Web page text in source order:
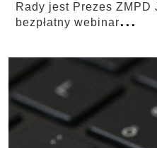
Rady jest Prezes ZMPD
bezpłatny webinar...